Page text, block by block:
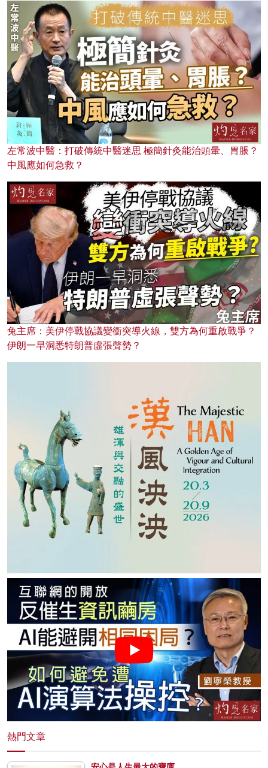
左常波中醫：打破傳統中醫迷思 極簡針灸能治頭暈、胃脹？
中風應如何急救？
兔主席：美伊停戰協議變衝突導火線，雙方為何重啟戰爭？
伊朗一早洞悉特朗普虛張聲勢？
熱門文章